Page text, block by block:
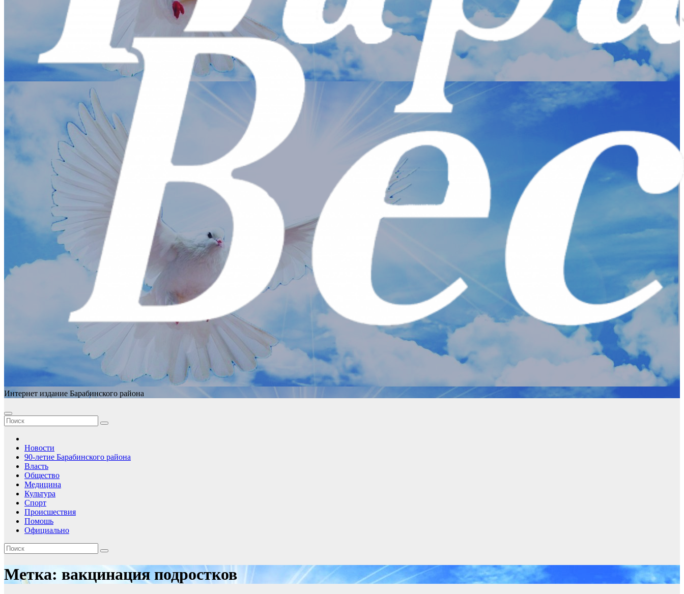
Интернет издание Барабинского района
Новости
90-летие Барабинского района
Власть
Общество
Медицина
Культура
Спорт
Происшествия
Помошь
Официально
Метка: вакцинация подростков